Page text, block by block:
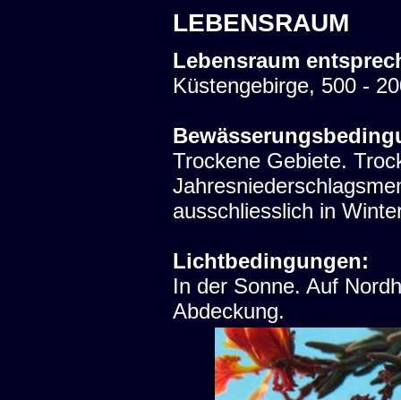
LEBENSRAUM
Lebensraum
Küstengebirge, 500 -
Trockene Gebiete.
ausschliesslich in
Lichtbedingungen:
In der Sonne. Auf
Abdeckung.